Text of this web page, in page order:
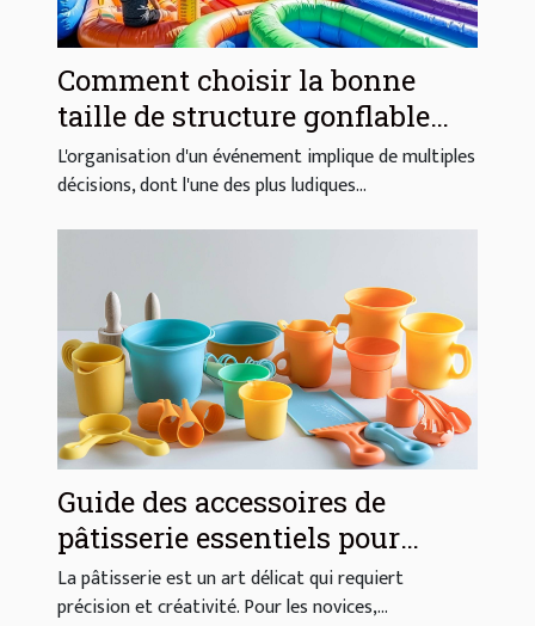
Comment choisir la bonne
taille de structure gonflable
pour votre événement
L'organisation d'un événement implique de multiples
décisions, dont l'une des plus ludiques...
Guide des accessoires de
pâtisserie essentiels pour
débutants
La pâtisserie est un art délicat qui requiert
précision et créativité. Pour les novices,...